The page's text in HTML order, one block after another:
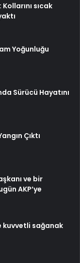
sıcak
Yoğunluğu
Sürücü Hayatını
Çıktı
ve bir
AKP’ye
kuvvetli sağanak